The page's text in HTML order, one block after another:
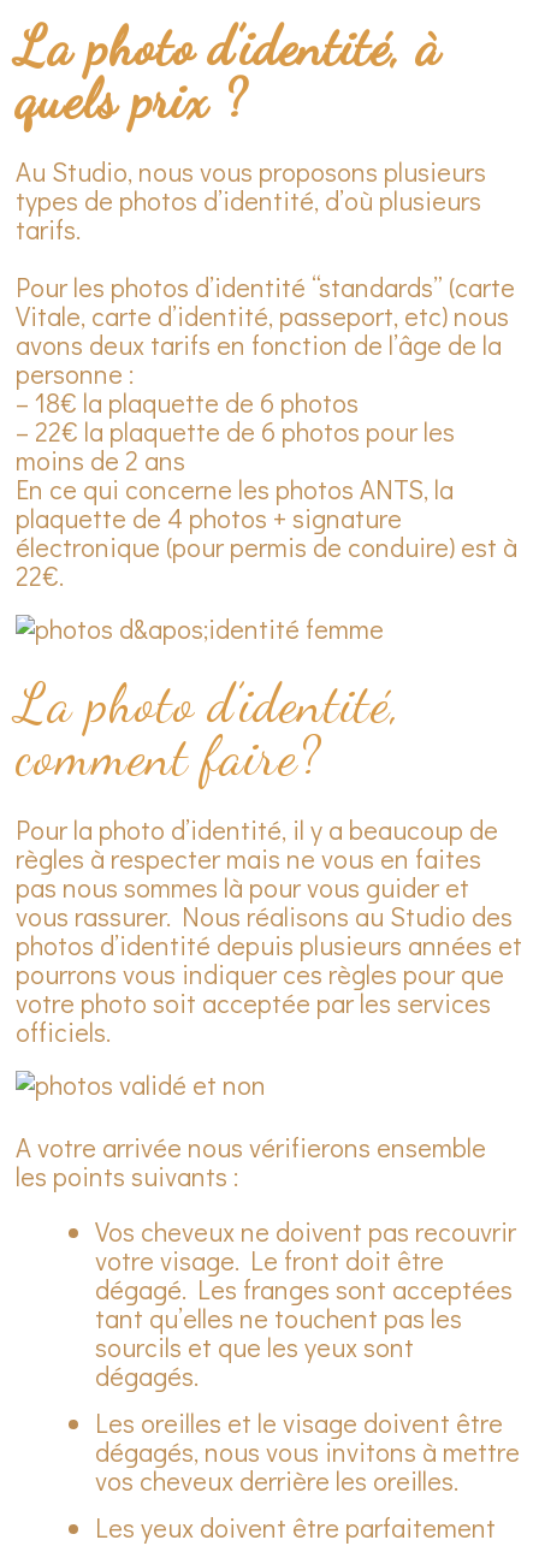
La photo d’identité, à
quels prix ?
Au Studio, nous vous proposons plusieurs
types de photos d’identité, d’où plusieurs
tarifs.
Pour les photos d’identité “standards” (carte
Vitale, carte d’identité, passeport, etc) nous
avons deux tarifs en fonction de l’âge de la
personne :
– 18€ la plaquette de 6 photos
– 22€ la plaquette de 6 photos pour les
moins de 2 ans
En ce qui concerne les photos ANTS, la
plaquette de 4 photos + signature
électronique (pour permis de conduire) est à
22€.
La photo d’identité,
comment faire?
Pour la photo d’identité, il y a beaucoup de
règles à respecter mais ne vous en faites
pas nous sommes là pour vous guider et
vous rassurer. Nous réalisons au Studio des
photos d’identité depuis plusieurs années et
pourrons vous indiquer ces règles pour que
votre photo soit acceptée par les services
officiels.
A votre arrivée nous vérifierons ensemble
les points suivants :
Vos cheveux ne doivent pas recouvrir
votre visage. Le front doit être
dégagé. Les franges sont acceptées
tant qu’elles ne touchent pas les
sourcils et que les yeux sont
dégagés.
Les oreilles et le visage doivent être
dégagés, nous vous invitons à mettre
vos cheveux derrière les oreilles.
Les yeux doivent être parfaitement